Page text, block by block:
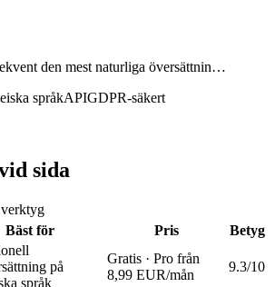
den mest naturliga översättnin…
språkAPIGDPR-säkert
sida
Bäst för Pris Betyg
på
språk
Gratis · Pro från
8,99 EUR/mån
9.3/10